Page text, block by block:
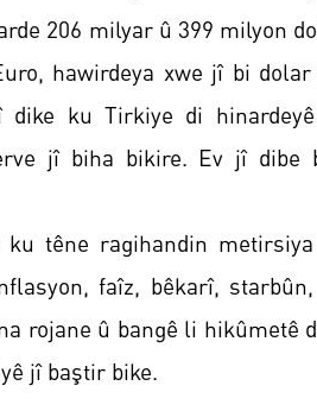
206 milyar û 399 milyon
hawirdeya xwe jî bi
ku Tirkiye di
jî biha bikire. Ev jî
têne ragihandin
faîz, bêkarî,
rojane û bangê li
jî baştir bike.